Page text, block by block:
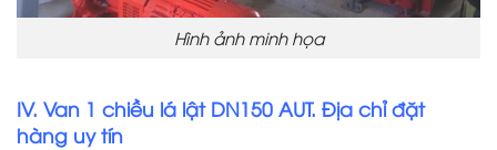
Hình ảnh minh họa
IV. Van 1 chiều lá lật DN150 AUT. Địa chỉ đặt
hàng uy tín